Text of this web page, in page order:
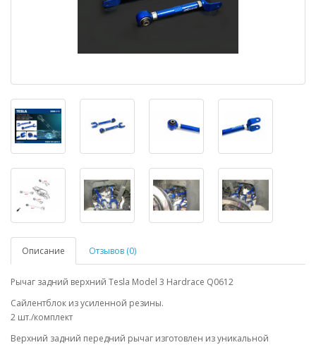
Описание Отзывов (0)
Рычаг задний верхний Tesla Model 3 Hardrace Q0612
Сайлентблок из усиленной резины.
2 шт./комплект
Верхний задний передний рычаг изготовлен из уникальной